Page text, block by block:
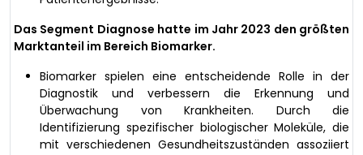
Das Segment Diagnose hatte im Jahr 2023 den größten
Marktanteil im Bereich Biomarker.
Biomarker spielen eine entscheidende Rolle in der
Diagnostik und verbessern die Erkennung und
Überwachung von Krankheiten. Durch die
Identifizierung spezifischer biologischer Moleküle, die
mit verschiedenen Gesundheitszuständen assoziiert